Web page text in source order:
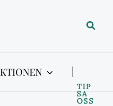
Sök
TIP
SA
OSS